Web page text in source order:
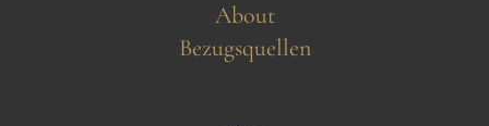
About
Bezugsquellen